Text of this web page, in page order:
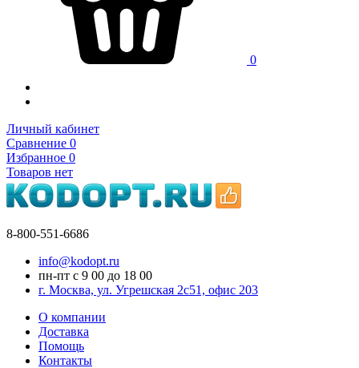
0
Личный кабинет
Сравнение 0
Избранное 0
Товаров нет
8-800-551-6686
info@kodopt.ru
пн-пт с 9 00 до 18 00
г. Москва, ул. Угрешская 2с51, офис 203
О компании
Доставка
Помощь
Контакты